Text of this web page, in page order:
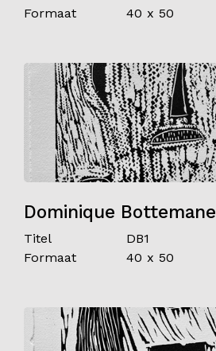
Formaat
40 x 50
Dominique Bottemane
Titel
DB1
Formaat
40 x 50